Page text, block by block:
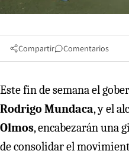
Compartir Comentarios
Este fin de semana el
Rodrigo Mundaca, y el
Olmos, encabezarán una
de consolidar el